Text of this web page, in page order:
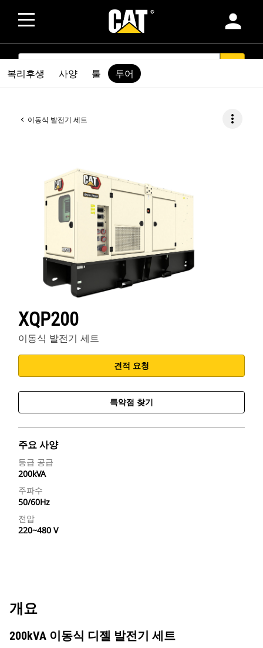
person
SEARCH
이동식 발전기 세트 more_vert
XQP200
이동식 발전기 세트
견적 요청
특약점 찾기
주요 사양
등급 공급
200kVA
주파수
50/60Hz
전압
220~480 V
복리후생 사양 툴 투어
개요
200kVA 이동식 디젤 발전기 세트